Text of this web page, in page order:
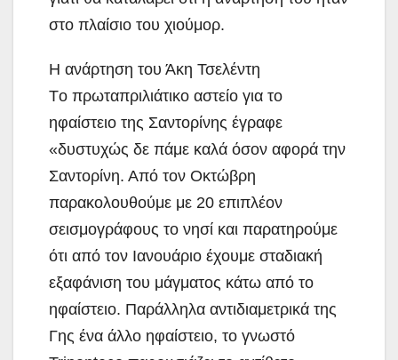
στο πλαίσιο του χιούμορ.
Η ανάρτηση του Άκη Τσελέντη
Tο πρωταπριλιάτικο αστείο για το
ηφαίστειο της Σαντορίνης έγραφε
«δυστυχώς δε πάμε καλά όσον αφορά την
Σαντορίνη. Από τον Οκτώβρη
παρακολουθούμε με 20 επιπλέον
σεισμογράφους το νησί και παρατηρούμε
ότι από τον Ιανουάριο έχουμε σταδιακή
εξαφάνιση του μάγματος κάτω από το
ηφαίστειο. Παράλληλα αντιδιαμετρικά της
Γης ένα άλλο ηφαίστειο, το γνωστό